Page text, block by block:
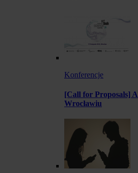
Konferencje
[Call for Proposals]
Wrocławiu